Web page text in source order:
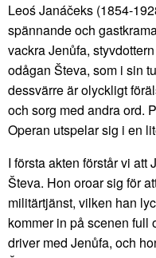
Leoś Janáčeks (1854-
spännande och
vackra Jenůfa,
odågan Števa, som i sin
dessvärre är olyckligt
och sorg med andra ord.
Operan utspelar sig i en
I första akten förstår vi att
Števa. Hon oroar sig för
militärtjänst, vilken han
kommer in på scenen full
driver med Jenůfa, och